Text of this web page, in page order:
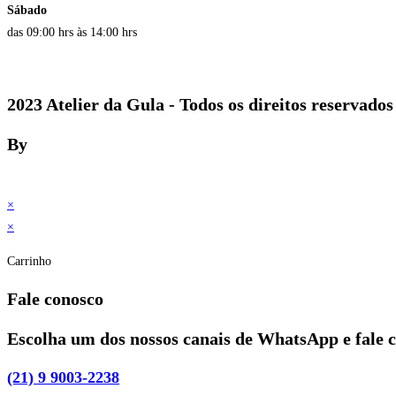
Sábado
das 09:00 hrs às 14:00 hrs
2023 Atelier da Gula - Todos os direitos reservados
By
×
×
Carrinho
Fale conosco
Escolha um dos nossos canais de WhatsApp e fale
(21) 9 9003-2238